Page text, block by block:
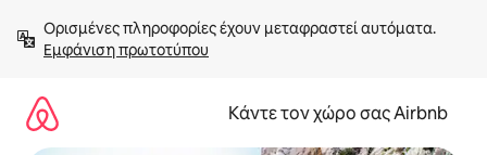
στο
περιεχόμενοΕμφάνιση πρωτοτύπου
Κάντε τον χώρο σας Airbnb